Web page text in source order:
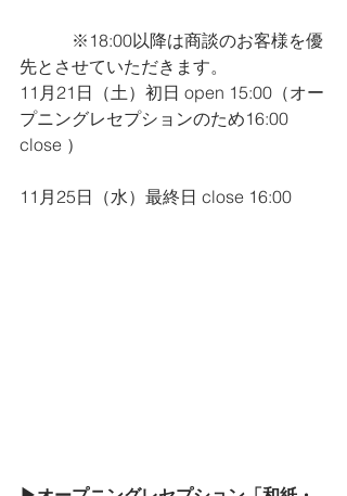
※18:00以降は商談のお客様を優
先とさせていただきます。
11月21日（土）初日 open 15:00（オー
プニングレセプションのため16:00
close ）
11月25日（水）最終日 close 16:00